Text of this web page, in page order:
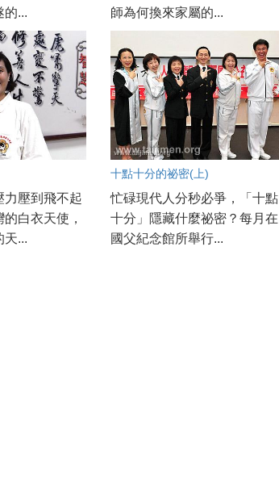
的...
師為何換來家屬的...
力壓到飛不起
白衣天使，
天...
十點十分的祕密(上)
忙碌現代人分秒必爭，「十點
十分」隱藏什麼祕密？每月在
國父紀念館所舉行...